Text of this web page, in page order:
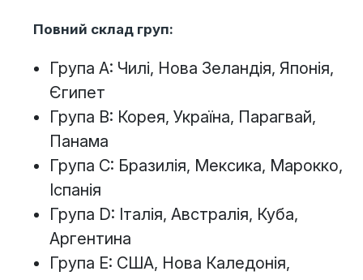
Повний склад груп:
Група A: Чилі, Нова Зеландія, Японія,
Єгипет
Група B: Корея, Україна, Парагвай,
Панама
Група C: Бразилія, Мексика, Марокко,
Іспанія
Група D: Італія, Австралія, Куба,
Аргентина
Група E: США, Нова Каледонія,